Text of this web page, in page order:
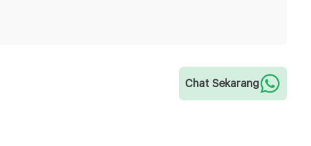
Chat Sekarang